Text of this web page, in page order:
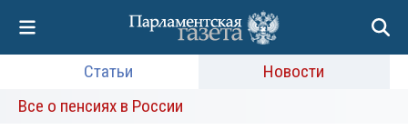
Статьи
Новости
Все о пенсиях в России